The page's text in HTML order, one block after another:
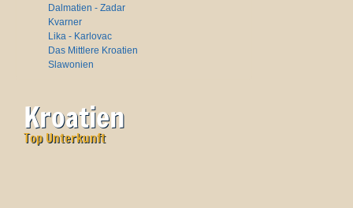
Dalmatien - Zadar
Kvarner
Lika - Karlovac
Das Mittlere Kroatien
Slawonien
Kroatien
Top Unterkunft